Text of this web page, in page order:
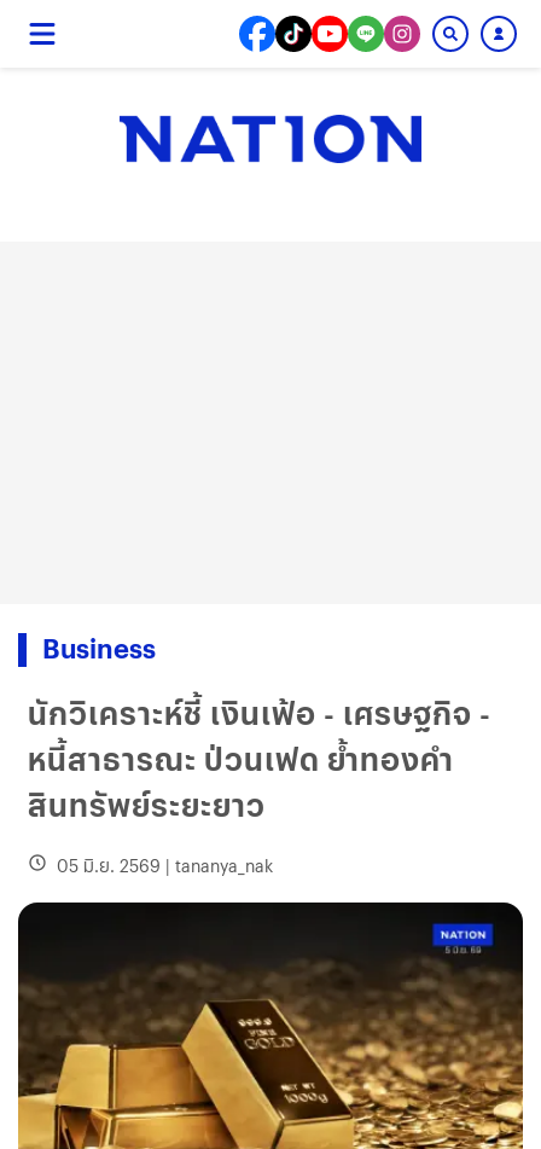
Business
นักวิเคราะห์ชี้ เงินเฟ้อ - เศรษฐกิจ -
หนี้สาธารณะ ป่วนเฟด ย้ำทองคำ
สินทรัพย์ระยะยาว
05 มิ.ย. 2569 | tananya_nak